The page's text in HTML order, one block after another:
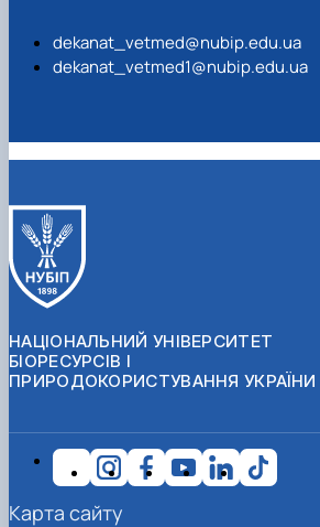
dekanat_vetmed@nubip.edu.ua
dekanat_vetmed1@nubip.edu.ua
НАЦІОНАЛЬНИЙ УНІВЕРСИТЕТ
БІОРЕСУРСІВ І
ПРИРОДОКОРИСТУВАННЯ УКРАЇНИ
Карта сайту